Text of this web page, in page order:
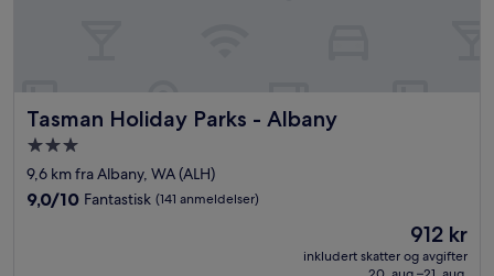
Tasman Holiday Parks - Albany
Tasman Holiday Parks - Albany
Overnattingssted
med
3.0
stjerner
9,6 km fra Albany, WA (ALH)
9.0
9,0/10 Fantastisk (141 anmeldelser)
Prisen
912 kr
912 kr
inkludert skatter og avgifter